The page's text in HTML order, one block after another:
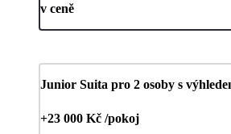
v ceně
Junior Suita pro 2 osoby s
+23 000 Kč /pokoj